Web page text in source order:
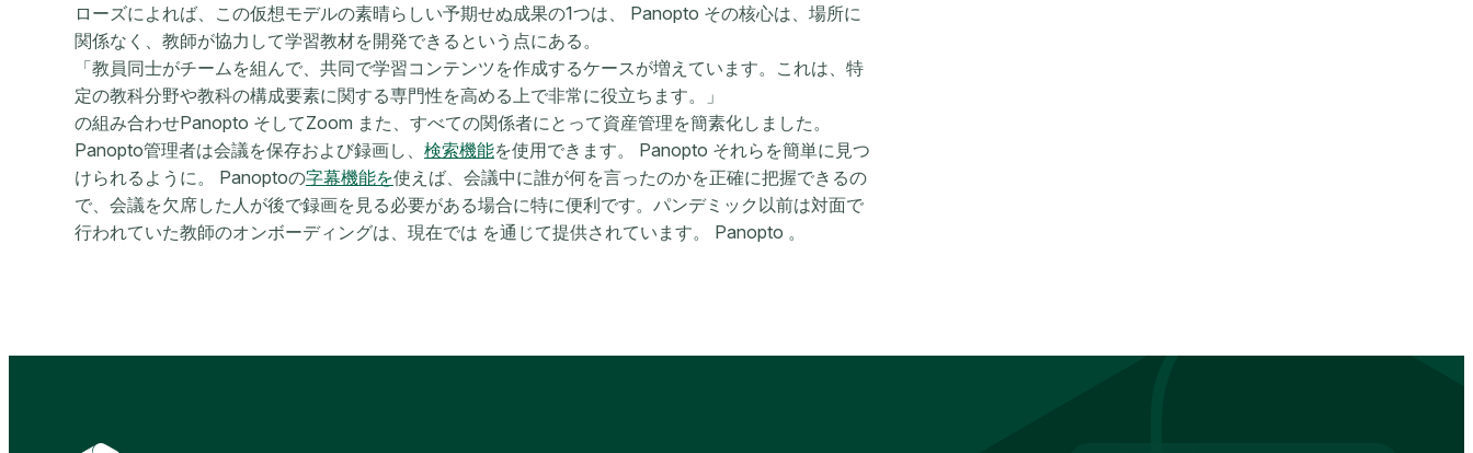
ローズによれば、この仮想モデルの素晴らしい予期せぬ成果の1つは、 Panopto その核心は、場所に
関係なく、教師が協力して学習教材を開発できるという点にある。
「教員同士がチームを組んで、共同で学習コンテンツを作成するケースが増えています。これは、特
定の教科分野や教科の構成要素に関する専門性を高める上で非常に役立ちます。」
の組み合わせPanopto そしてZoom また、すべての関係者にとって資産管理を簡素化しました。
Panopto管理者は会議を保存および録画し、 検索機能を使用できます。 Panopto それらを簡単に見つ
けられるように。 Panoptoの字幕機能を使えば、会議中に誰が何を言ったのかを正確に把握できるの
で、会議を欠席した人が後で録画を見る必要がある場合に特に便利です。パンデミック以前は対面で
行われていた教師のオンボーディングは、現在では を通じて提供されています。 Panopto 。